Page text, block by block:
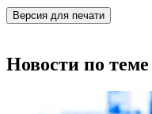
Версия для печати
Новости по теме